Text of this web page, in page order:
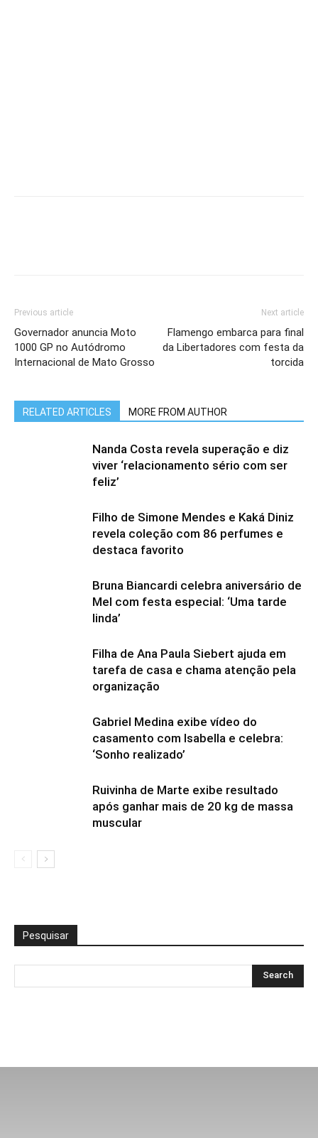
Previous article
Governador anuncia Moto
1000 GP no Autódromo
Internacional de Mato Grosso
Next article
Flamengo embarca para final
da Libertadores com festa da
torcida
RELATED ARTICLES MORE FROM AUTHOR
Nanda Costa revela superação e diz
viver ‘relacionamento sério com ser
feliz’
Filho de Simone Mendes e Kaká Diniz
revela coleção com 86 perfumes e
destaca favorito
Bruna Biancardi celebra aniversário de
Mel com festa especial: ‘Uma tarde
linda’
Filha de Ana Paula Siebert ajuda em
tarefa de casa e chama atenção pela
organização
Gabriel Medina exibe vídeo do
casamento com Isabella e celebra:
‘Sonho realizado’
Ruivinha de Marte exibe resultado
após ganhar mais de 20 kg de massa
muscular
Pesquisar